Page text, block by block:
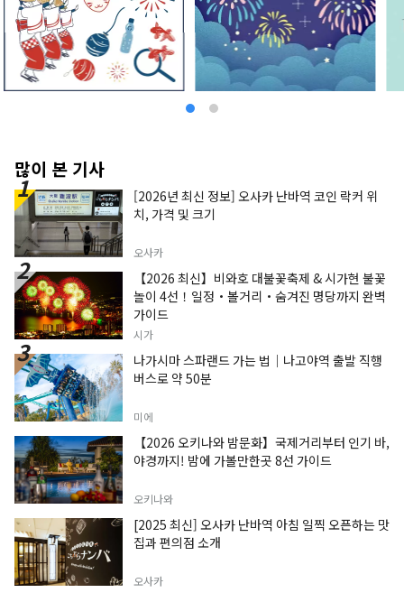
많이 본 기사
[2026년 최신 정보] 오사카 난바역 코인 락커 위
치, 가격 및 크기
오사카
【2026 최신】비와호 대불꽃축제 & 시가현 불꽃
놀이 4선！일정・볼거리・숨겨진 명당까지 완벽
가이드
시가
나가시마 스파랜드 가는 법｜나고야역 출발 직행
버스로 약 50분
미에
【2026 오키나와 밤문화】국제거리부터 인기 바,
야경까지! 밤에 가볼만한곳 8선 가이드
오키나와
[2025 최신] 오사카 난바역 아침 일찍 오픈하는 맛
집과 편의점 소개
오사카